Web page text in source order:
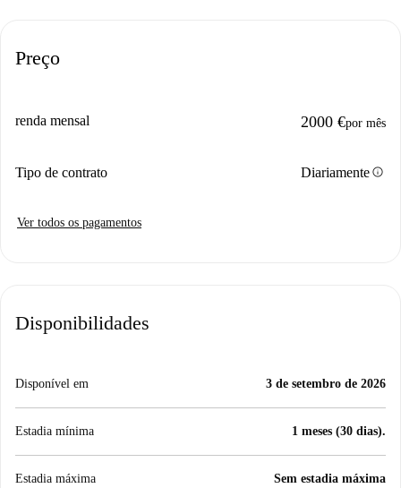
Preço
renda mensal 2000 €por mês
Tipo de contrato Diariamenteinfo
Ver todos os pagamentos
Disponibilidades
Disponível em 3 de setembro de 2026
Estadia mínima 1 meses (30 dias).
Estadia máxima Sem estadia máxima